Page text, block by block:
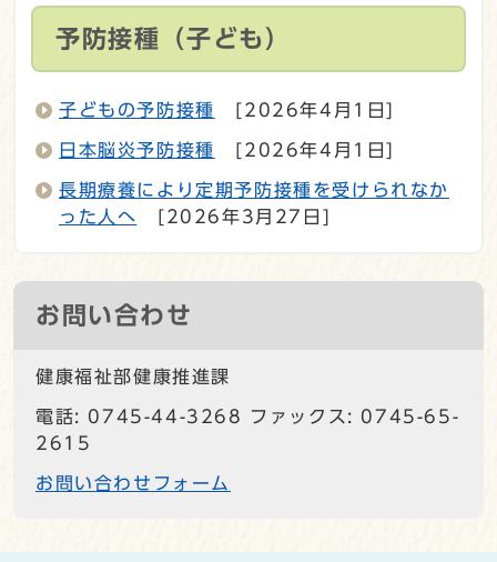
予防接種（子ども）
子どもの予防接種 [2026年4月1日]
日本脳炎予防接種 [2026年4月1日]
長期療養により定期予防接種を受けられなか
った人へ
[2026年3月27日]
お問い合わせ
健康福祉部健康推進課
電話: 0745-44-3268 ファックス: 0745-65-
2615
お問い合わせフォーム